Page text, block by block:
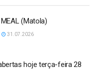
(Matola)
31.07.2026
hoje terça-feira 28